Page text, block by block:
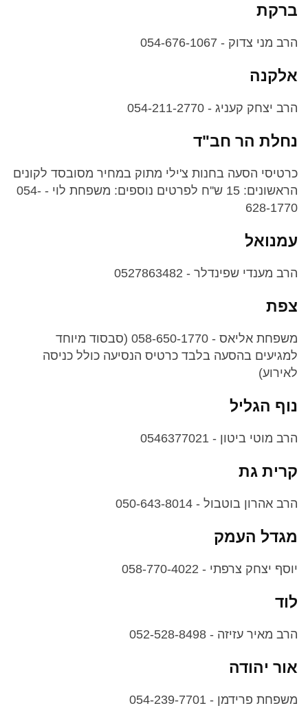
ברקת
הרב מני צדוק - 054-676-1067
אלקנה
הרב יצחק קעניג - 054-211-2770
נחלת הר חב"ד
כרטיסי הסעה בחנות צ'ילי מתוק במחיר מסובסד לקונים
הראשונים: 15 ש''ח לפרטים נוספים: משפחת לוי - 054-
628-1770
עמנואל
הרב מענדי שפינדלר - 0527863482
צפת
משפחת אליאס - 058-650-1770 (סבסוד מיוחד
למגיעים בהסעה בלבד כרטיס הנסיעה כולל כניסה
לאירוע)
נוף הגליל
הרב מוטי ביטון - 0546377021
קרית גת
הרב אהרון בוטבול - 050-643-8014
מגדל העמק
יוסף יצחק צרפתי - 058-770-4022
לוד
הרב מאיר עזיזה - 052-528-8498
אור יהודה
משפחת פרידמן - 054-239-7701